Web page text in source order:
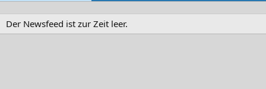
Der Newsfeed ist zur Zeit leer.